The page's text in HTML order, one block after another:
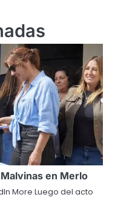
en Merlo
More Luego del acto